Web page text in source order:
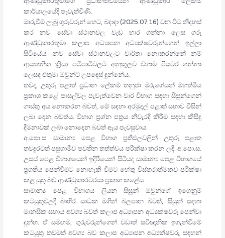
කාර්යාලයේදී පැවැත්විණි.
මාරුවීම් ලැබූ ගුරුවරුන් හෙට, බදාදා (2025.07.16) වන විට නිදහස්
කර නව සේවා ස්ථානවල වැඩ භාර ගන්නා ලෙස ගරු
ආණ්ඩුකාරතුමා කලාප අධ්‍යාපන අධ්‍යක්ෂවරුන්ගෙන් ඉල්ලා
සිටියේය. නව සේවා ස්ථානවලට වාර්තා නොකරන්නේ නම්
ආයතනික ක්‍රියා පටිපාටිවලට අනුකූලව වහාම පියවර ගන්නා
ලෙසද එතුමා ඔවුන්ට උපදෙස් දුන්නේය.
තවද, උතුරු පළාත් ප්‍රධාන ලේකම් තනුජා මුරුගේසන් මහත්මිය
ප්‍රකාශ කළේ පාසල්වල පැවැත්වෙන වාර විභාග සඳහා සිසුන්ගෙන්
ගාස්තු අය නොකරන බවත්, මේ සඳහා අරමුදල් පළාත් සභාව විසින්
ලබා දෙන බවත්ය. විභාග ප්‍රශ්න පත්‍රය නිවැරදි කිරීම සඳහා කිසිදු
දීමනාවක් ලබා නොදෙන බවත් ඇය පැවසුවාය.
අ.පො.ස. සාමාන්‍ය පෙළ විභාග ප්‍රතිඵලවලින් උතුරු පළාත
තවදුරටත් පසුගාමීව පවතින තත්ත්වය පරීක්ෂා කරන ලදී. අ.පො.ස.
උසස් පෙළ විභාගයෙන් ඉදිරියෙන් සිටියද සාමාන්‍ය පෙළ විභාගයේ
ප්‍රගතිය පෙන්වීමට නොහැකි වීමට හේතු විස්තරාත්මකව පරීක්ෂා
කළ යුතු බව ආණ්ඩුකාරවරයා ප්‍රකාශ කළේය.
සාමාන්‍ය පෙළ විභාගය ලියන සිසුන් ඔවුන්ගේ ඉගෙනුම්
කටයුතුවලදී බාහිර සාධක මගින් බලපාන බවත්, සිසුන් සඳහා
මානසික සහාය අවශ්‍ය බවත් කලාප අධ්‍යාපන අධ්‍යක්ෂවරු පෙන්වා
දුන්හ. ඒ සමඟම, ගුරුවරුන්ගෙන් වඩාත් සවිඥානික ඉගැන්වීමේ
කටයුතු තවමත් අවශ්‍ය බව කලාප අධ්‍යාපන අධ්‍යක්ෂවරු සඳහන්